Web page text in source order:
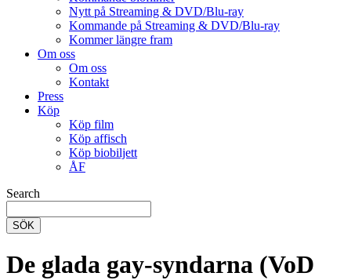
Nytt på Streaming & DVD/Blu-ray
Kommande på Streaming & DVD/Blu-ray
Kommer längre fram
Om oss
Om oss
Kontakt
Press
Köp
Köp film
Köp affisch
Köp biobiljett
ÅF
Search
SÖK
De glada gay-syndarna (VoD